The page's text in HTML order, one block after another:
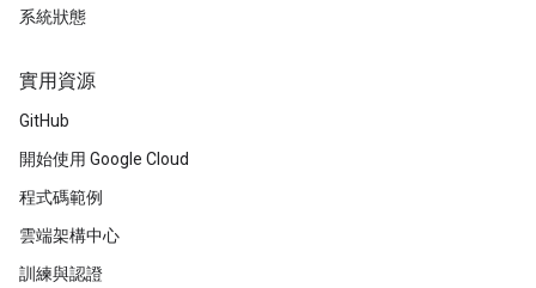
系統狀態
實用資源
GitHub
開始使用 Google Cloud
程式碼範例
雲端架構中心
訓練與認證